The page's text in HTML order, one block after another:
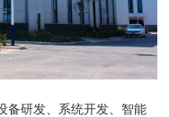
备研发、系统开发、智能